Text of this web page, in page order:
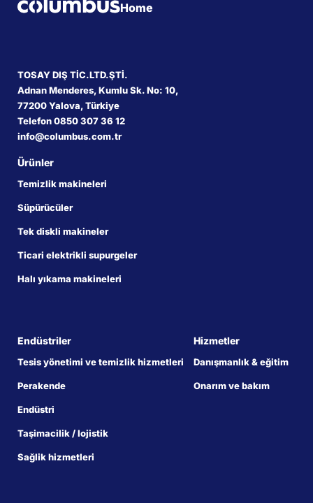
Home
TOSAY DIŞ TİC.LTD.ŞTİ.
Adnan Menderes, Kumlu Sk. No: 10,
77200 Yalova, Türkiye
Telefon 0850 307 36 12
info@columbus.com.tr
Ürünler
Temizlik makineleri
Süpürücüler
Tek diskli makineler
Ticari elektrikli supurgeler
Halı yıkama makineleri
Endüstriler
Tesis yönetimi ve temizlik hizmetleri
Perakende
Endüstri
Taşimacilik / lojistik
Sağlik hizmetleri
Hizmetler
Danışmanlık & eğitim
Onarım ve bakım